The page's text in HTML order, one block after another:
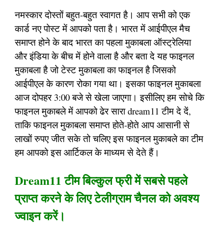
नमस्कार दोस्तों बहुत-बहुत स्वागत है। आप सभी को एक
कार्ड नए पोस्ट में आपको पता है। भारत में आईपीएल मैच
समाप्त होने के बाद भारत का पहला मुकाबला ऑस्ट्रेलिया
और इंडिया के बीच में होने वाला है और बता दे यह फाइनल
मुकाबला है जो टेस्ट मुकाबला का फाइनल है जिसको
आईपीएल के कारण रोका गया था। इसका फाइनल मुकाबला
आज दोपहर 3:00 बजे से खेला जाएगा। इसीलिए हम सोचे कि
फाइनल मुकाबले में आपको ढेर सारा dream11 टीम दे दें,
ताकि फाइनल मुकाबला समाप्त होते-होते आप आसानी से
लाखों रुपए जीत सके तो चलिए इस फाइनल मुकाबले का टीम
हम आपको इस आर्टिकल के माध्यम से देते हैं।
Dream11 टीम बिल्कुल फ्री में सबसे पहले
प्राप्त करने के लिए टेलीग्राम चैनल को अवश्य
ज्वाइन करें।